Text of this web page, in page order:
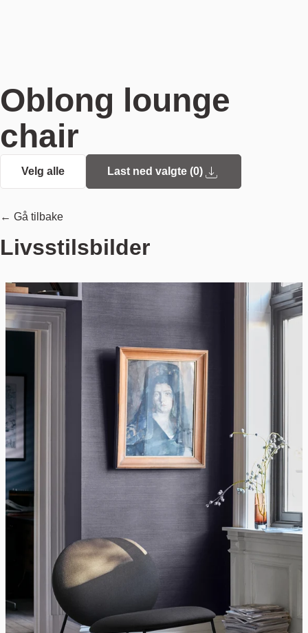
Oblong lounge
chair
Velg alle Last ned valgte (0)
← Gå tilbake
Livsstilsbilder